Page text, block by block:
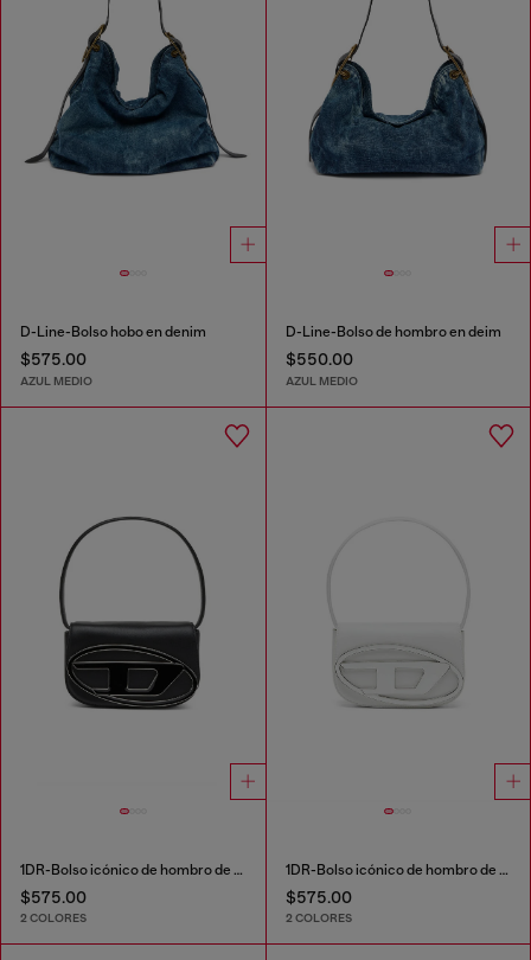
D-Line-Bolso hobo en denim
$575.00
AZUL MEDIO
D-Line-Bolso de hombro en deim
$550.00
AZUL MEDIO
1DR-Bolso icónico de hombro de cuero napa
$575.00
2 COLORES
1DR-Bolso icónico de hombro de cuero napa
$575.00
2 COLORES